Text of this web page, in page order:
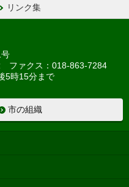
リンク集
ファクス：018-863-7284
5時15分まで
市の組織